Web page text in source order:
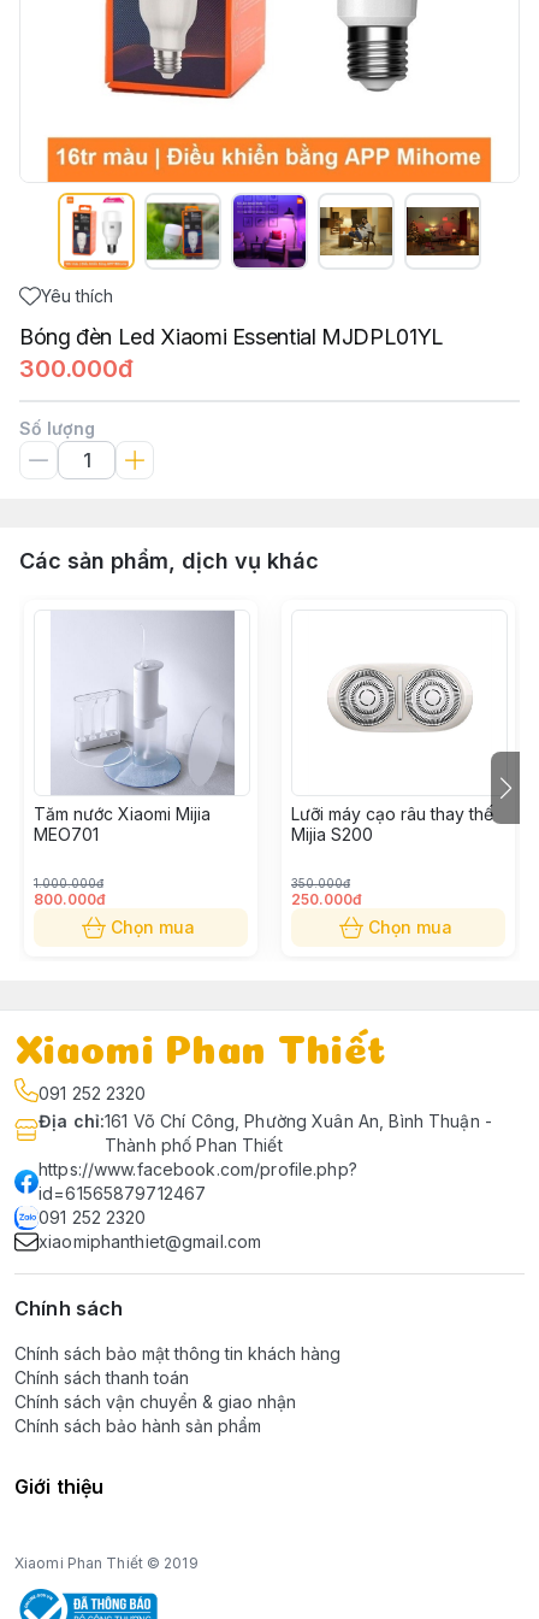
Yêu thích
Bóng đèn Led Xiaomi Essential MJDPL01YL
300.000đ
Số lượng
Các sản phẩm, dịch vụ khác
Tăm nước Xiaomi Mijia
MEO701
1.000.000đ
800.000đ
Chọn mua
Lưỡi máy cạo râu thay thế
Mijia S200
350.000đ
250.000đ
Chọn mua
Xiaomi Phan Thiết
091 252 2320
Địa chỉ:161 Võ Chí Công, Phường Xuân An, Bình Thuận -
Thành phố Phan Thiết
https://www.facebook.com/profile.php?
id=61565879712467
091 252 2320
xiaomiphanthiet@gmail.com
Chính sách
Chính sách bảo mật thông tin khách hàng
Chính sách thanh toán
Chính sách vận chuyển & giao nhận
Chính sách bảo hành sản phẩm
Giới thiệu
Xiaomi Phan Thiết © 2019